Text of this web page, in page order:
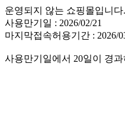
운영되지 않는 쇼핑몰입니다.
사용만기일 : 2026/02/21
마지막접속허용기간 : 2026/
사용만기일에서 20일이 경